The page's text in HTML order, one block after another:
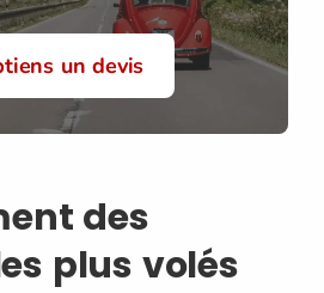
un devis
des
plus volés